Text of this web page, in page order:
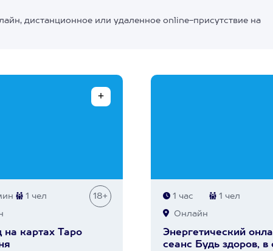
дистанционное или удаленное online-присутствие на
1 чел 18+
на картах Таро
1 час 1 чел
Онлайн
Энергетический
сеанс Будь здоров, в